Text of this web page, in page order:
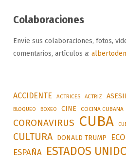
Colaboraciones
Envíe sus colaboraciones, fotos,
comentarios, artículos a:
ACCIDENTE ACTRICES ACTRIZ
BLOQUEO BOXEO CINE COCINA CUBANA
CORONAVIRUS CUBA
CULTURA DONALD TRUMP
ESPAÑA ESTADOS